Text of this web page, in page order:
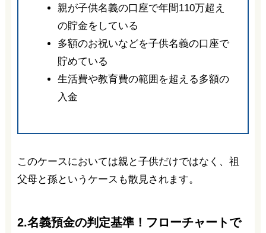
親が子供名義の口座で年間110万超え
の貯金をしている
多額のお祝いなどを子供名義の口座で
貯めている
生活費や教育費の範囲を超える多額の
入金
このケースにおいては親と子供だけではなく、祖
父母と孫というケースも散見されます。
2.名義預金の判定基準！フローチャートで